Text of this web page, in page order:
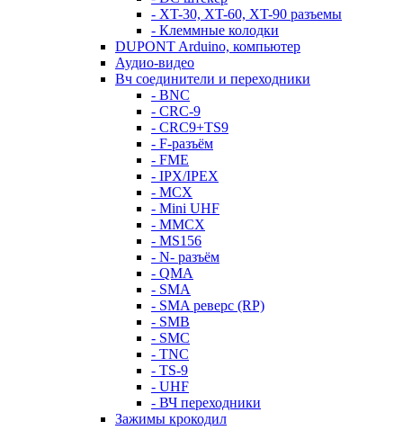
- XT-30, XT-60, XT-90 разъемы
- Клеммные колодки
DUPONT Arduino, компьютер
Аудио-видео
Вч соединители и переходники
- BNC
- CRC-9
- CRC9+TS9
- F-разъём
- FME
- IPX/IPEX
- MCX
- Mini UHF
- MMCX
- MS156
- N- разъём
- QMA
- SMA
- SMA реверс (RP)
- SMB
- SMC
- TNC
- TS-9
- UHF
- ВЧ переходники
Зажимы крокодил